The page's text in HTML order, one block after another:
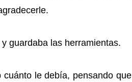
guardaba las herramientas.
le debía, pensando que